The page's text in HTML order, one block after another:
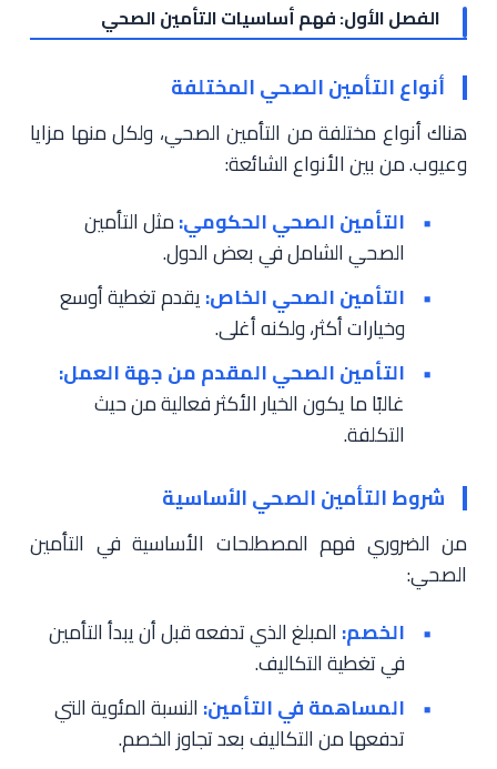
الفصل الأول: فهم أساسيات التأمين الصحي
أنواع التأمين الصحي المختلفة
هناك أنواع مختلفة من التأمين الصحي، ولكل منها مزايا
وعيوب. من بين الأنواع الشائعة:
التأمين الصحي الحكومي:مثل التأمين
الصحي الشامل في بعض الدول.
التأمين الصحي الخاص:يقدم تغطية أوسع
وخيارات أكثر، ولكنه أغلى.
التأمين الصحي المقدم من جهة العمل:
غالبًا ما يكون الخيار الأكثر فعالية من حيث
التكلفة.
شروط التأمين الصحي الأساسية
من الضروري فهم المصطلحات الأساسية في التأمين
الصحي:
الخصم: المبلغ الذي تدفعه قبل أن يبدأ التأمين
في تغطية التكاليف.
المساهمة في التأمين: النسبة المئوية التي
تدفعها من التكاليف بعد تجاوز الخصم.